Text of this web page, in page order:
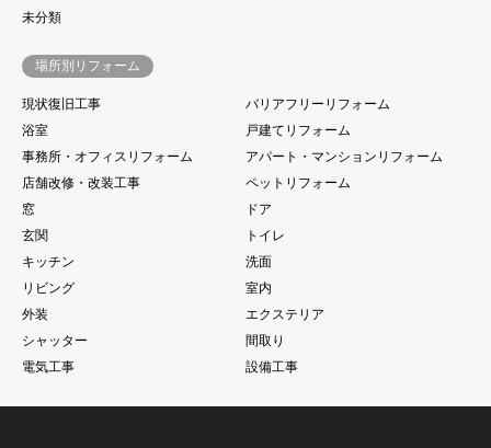
未分類
場所別リフォーム
現状復旧工事
バリアフリーリフォーム
浴室
戸建てリフォーム
事務所・オフィスリフォーム
アパート・マンションリフォーム
店舗改修・改装工事
ペットリフォーム
窓
ドア
玄関
トイレ
キッチン
洗面
リビング
室内
外装
エクステリア
シャッター
間取り
電気工事
設備工事